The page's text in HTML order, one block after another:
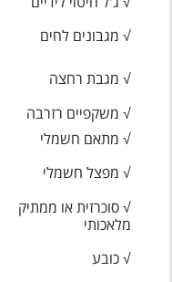
√ מגבונים לחים
√ מגבת רחצה
√ משקפיים רזרבה
√ מתאם חשמלי
√ מפצל חשמלי
√ סוכרזית או ממתיק
מלאכותי
√ כובע